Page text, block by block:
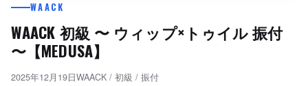
WAACK
WAACK 初級 〜 ウィップ×トゥイル 振付
〜【MEDUSA】
2025年12月19日WAACK / 初級 / 振付